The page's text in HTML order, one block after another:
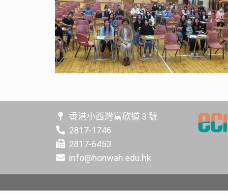
香港小西灣富欣道 3 號
2817-1746
2817-6453
info@honwah.edu.hk